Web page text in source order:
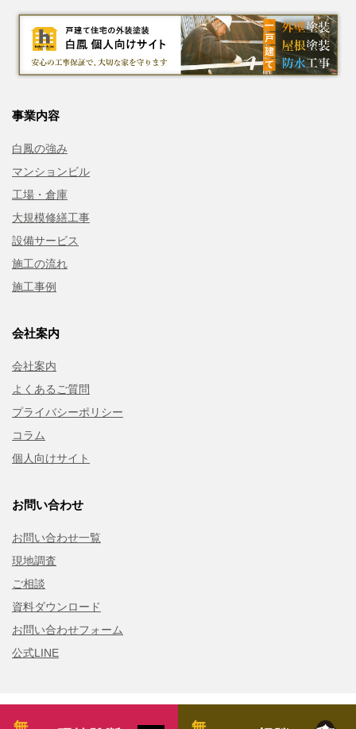
事業内容
白鳳の強み
マンションビル
工場・倉庫
大規模修繕工事
設備サービス
施工の流れ
施工事例
会社案内
会社案内
よくあるご質問
プライバシーポリシー
コラム
個人向けサイト
お問い合わせ
お問い合わせ一覧
現地調査
ご相談
資料ダウンロード
お問い合わせフォーム
公式LINE